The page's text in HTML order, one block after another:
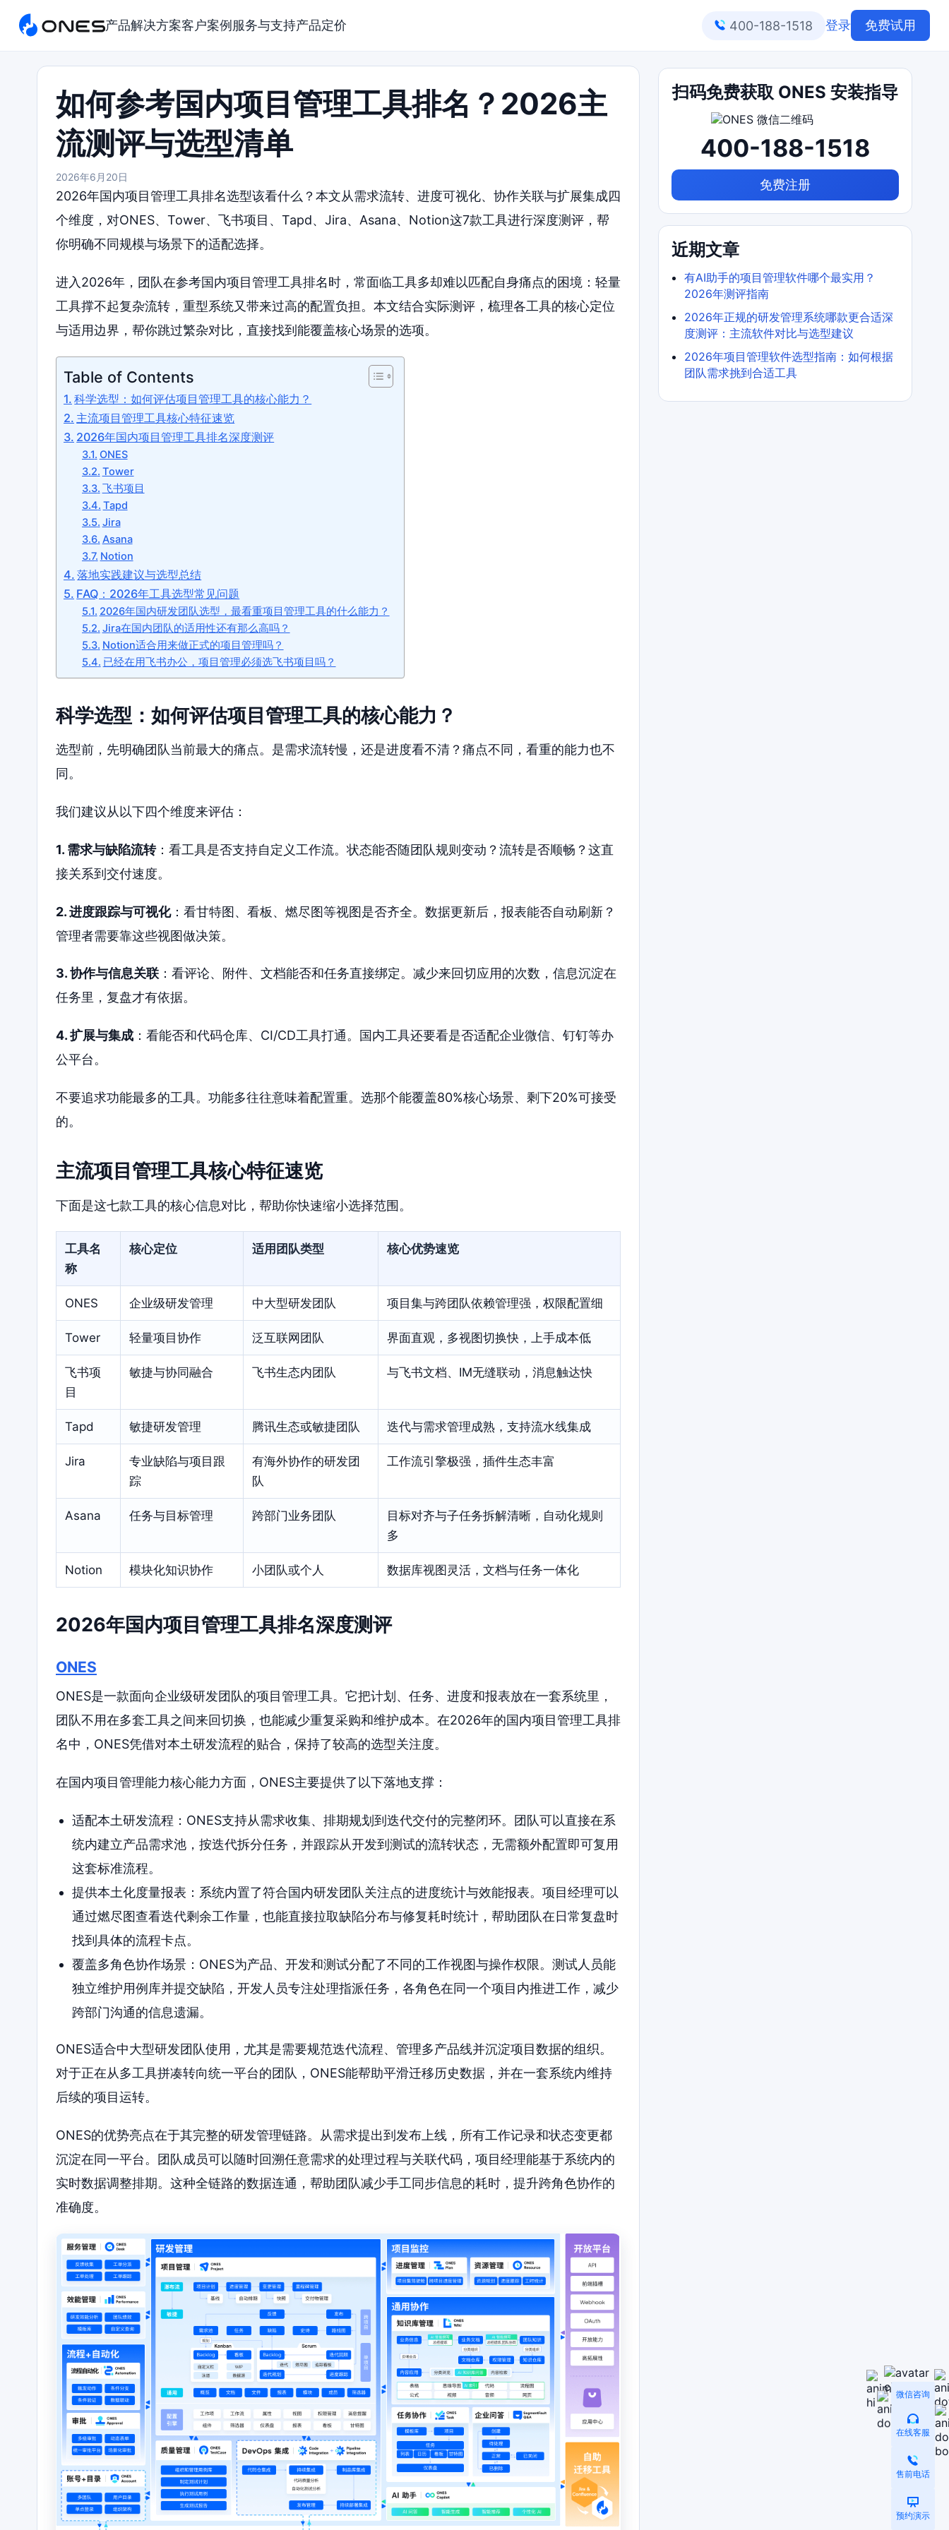
产品解决方案客户案例 服务与支持产品定价 400-188-1518 登录 免费试用
如何参考国内项目管理工具排名？2026主
流测评与选型清单
2026年6月20日
2026年国内项目管理工具排名选型该看什么？本文从需求流转、进度可视化、协作关联与扩展集成四
个维度，对ONES、Tower、飞书项目、Tapd、Jira、Asana、Notion这7款工具进行深度测评，帮
你明确不同规模与场景下的适配选择。
进入2026年，团队在参考国内项目管理工具排名时，常面临工具多却难以匹配自身痛点的困境：轻量
工具撑不起复杂流转，重型系统又带来过高的配置负担。本文结合实际测评，梳理各工具的核心定位
与适用边界，帮你跳过繁杂对比，直接找到能覆盖核心场景的选项。
Table of Contents
科学选型：如何评估项目管理工具的核心能力？
主流项目管理工具核心特征速览
2026年国内项目管理工具排名深度测评
ONES
Tower
飞书项目
Tapd
Jira
Asana
Notion
落地实践建议与选型总结
FAQ：2026年工具选型常见问题
2026年国内研发团队选型，最看重项目管理工具的什么能力？
Jira在国内团队的适用性还有那么高吗？
Notion适合用来做正式的项目管理吗？
已经在用飞书办公，项目管理必须选飞书项目吗？
科学选型：如何评估项目管理工具的核心能力？
选型前，先明确团队当前最大的痛点。是需求流转慢，还是进度看不清？痛点不同，看重的能力也不
同。
我们建议从以下四个维度来评估：
1. 需求与缺陷流转：看工具是否支持自定义工作流。状态能否随团队规则变动？流转是否顺畅？这直
接关系到交付速度。
2. 进度跟踪与可视化：看甘特图、看板、燃尽图等视图是否齐全。数据更新后，报表能否自动刷新？
管理者需要靠这些视图做决策。
3. 协作与信息关联 ：看评论、附件、文档能否和任务直接绑定。减少来回切应用的次数，信息沉淀在
任务里，复盘才有依据。
4. 扩展与集成 ：看能否和代码仓库、CI/CD工具打通。国内工具还要看是否适配企业微信、钉钉等办
公平台。
不要追求功能最多的工具。功能多往往意味着配置重。选那个能覆盖80%核心场景、剩下20%可接受
的。
主流项目管理工具核心特征速览
下面是这七款工具的核心信息对比，帮助你快速缩小选择范围。
工具名
称
核心定位 适用团队类型 核心优势速览
ONES 企业级研发管理 中大型研发团队 项目集与跨团队依赖管理强，权限配置细
Tower 轻量项目协作 泛互联网团队 界面直观，多视图切换快，上手成本低
飞书项
目
敏捷与协同融合 飞书生态内团队 与飞书文档、IM无缝联动，消息触达快
Tapd 敏捷研发管理 腾讯生态或敏捷团队 迭代与需求管理成熟，支持流水线集成
Jira
专业缺陷与项目跟
踪
有海外协作的研发团
队
工作流引擎极强，插件生态丰富
Asana 任务与目标管理 跨部门业务团队
目标对齐与子任务拆解清晰，自动化规则
多
Notion 模块化知识协作 小团队或个人 数据库视图灵活，文档与任务一体化
2026年国内项目管理工具排名深度测评
ONES
ONES是一款面向企业级研发团队的项目管理工具。它把计划、任务、进度和报表放在一套系统里，
团队不用在多套工具之间来回切换，也能减少重复采购和维护成本。在2026年的国内项目管理工具排
名中，ONES凭借对本土研发流程的贴合，保持了较高的选型关注度。
在国内项目管理能力核心能力方面，ONES主要提供了以下落地支撑：
适配本土研发流程：ONES支持从需求收集、排期规划到迭代交付的完整闭环。团队可以直接在系
统内建立产品需求池，按迭代拆分任务，并跟踪从开发到测试的流转状态，无需额外配置即可复用
这套标准流程。
提供本土化度量报表：系统内置了符合国内研发团队关注点的进度统计与效能报表。项目经理可以
通过燃尽图查看迭代剩余工作量，也能直接拉取缺陷分布与修复耗时统计，帮助团队在日常复盘时
找到具体的流程卡点。
覆盖多角色协作场景：ONES为产品、开发和测试分配了不同的工作视图与操作权限。测试人员能
独立维护用例库并提交缺陷，开发人员专注处理指派任务，各角色在同一个项目内推进工作，减少
跨部门沟通的信息遗漏。
ONES适合中大型研发团队使用，尤其是需要规范迭代流程、管理多产品线并沉淀项目数据的组织。
对于正在从多工具拼凑转向统一平台的团队，ONES能帮助平滑迁移历史数据，并在一套系统内维持
后续的项目运转。
ONES的优势亮点在于其完整的研发管理链路。从需求提出到发布上线，所有工作记录和状态变更都
沉淀在同一平台。团队成员可以随时回溯任意需求的处理过程与关联代码，项目经理能基于系统内的
实时数据调整排期。这种全链路的数据连通，帮助团队减少手工同步信息的耗时，提升跨角色协作的
准确度。
扫码免费获取 ONES 安装指导
400-188-1518
免费注册
近期文章
有AI助手的项目管理软件哪个最实用？
2026年测评指南
2026年正规的研发管理系统哪款更合适深
度测评：主流软件对比与选型建议
2026年项目管理软件选型指南：如何根据
团队需求挑到合适工具
微信咨询
在线客服
售前电话
预约演示